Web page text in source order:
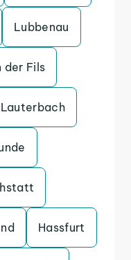
Lubbenau
der Fils
Lauterbach
Hassfurt